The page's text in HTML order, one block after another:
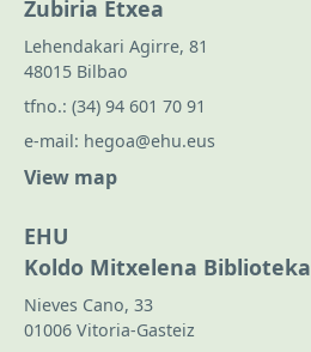
Zubiria Etxea
Lehendakari Agirre, 81
48015 Bilbao
tfno.: (34) 94 601 70 91
e-mail: hegoa@ehu.eus
View map
EHU
Koldo Mitxelena Biblioteka
Nieves Cano, 33
01006 Vitoria-Gasteiz